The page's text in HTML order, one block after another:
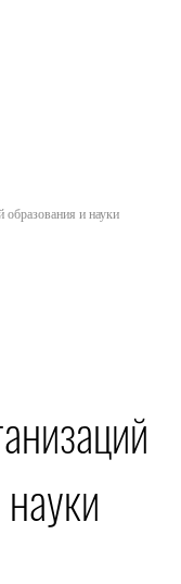
образования и науки